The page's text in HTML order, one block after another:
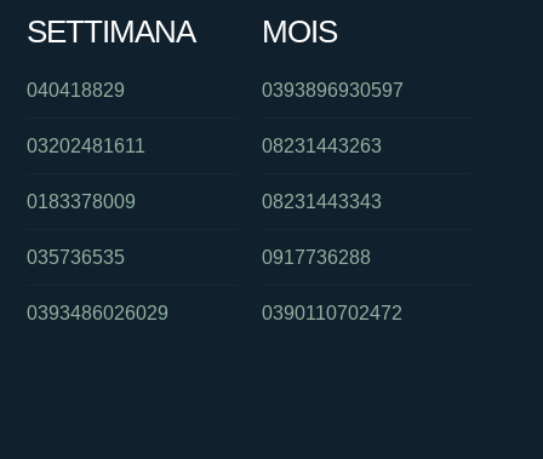
SETTIMANA
040418829
03202481611
0183378009
035736535
0393486026029
MOIS
0393896930597
08231443263
08231443343
0917736288
0390110702472